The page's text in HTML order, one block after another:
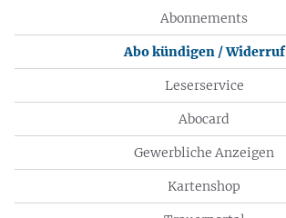
Abonnements
Abo kündigen / Widerruf
Leserservice
Abocard
Gewerbliche Anzeigen
Kartenshop